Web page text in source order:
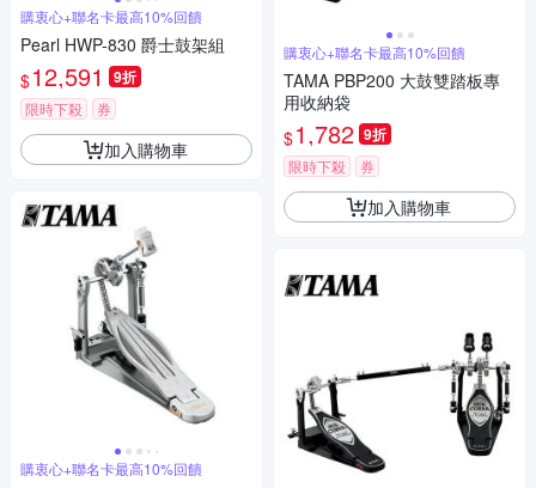
購衷心+聯名卡最高10%回饋
Pearl HWP-830 爵士鼓架組
$12,591 9折
限時下殺 券
加入購物車
購衷心+聯名卡最高10%回饋
購衷心+聯名卡最高10%回饋
TAMA PBP200 大鼓雙踏板專
用收納袋
$1,782 9折
限時下殺 券
加入購物車